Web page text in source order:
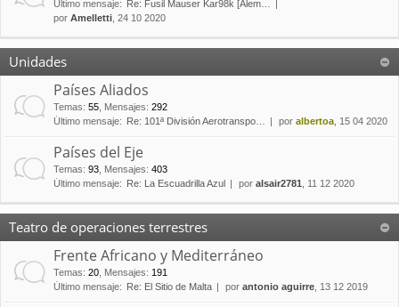
Último mensaje:
Re: Fusil Mauser Kar98k [Alem…
por Amelletti , 24 10 2020
Unidades
Países Aliados
Temas: 55 Mensajes: 292
Último mensaje:
Re: 101ª División Aerotranspo… por albertoa , 15 04 2020
Países del Eje
Temas: 93 Mensajes: 403
Último mensaje:
Re: La Escuadrilla Azul por alsair2781 , 11 12 2020
Teatro de operaciones terrestres
Frente Africano y Mediterráneo
Temas: 20 Mensajes: 191
Último mensaje:
Re: El Sitio de Malta por antonio aguirre , 13 12 2019